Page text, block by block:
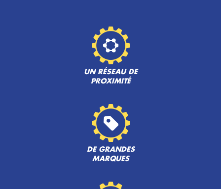
UN RÉSEAU DE
PROXIMITÉ
DE GRANDES
MARQUES